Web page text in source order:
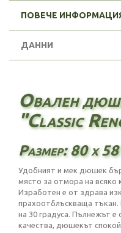
ПОВЕЧЕ
ДАННИ
Овален
"Classic
Размер: 80 х
Удобният и мек дюшек
място за отмора на всяко
Изработен е от здрава
прахоотблъскваща тъкан.
на 30 градуса. Пълнежът
качества, дюшекът